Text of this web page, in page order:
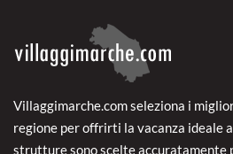
Villaggimarche.com seleziona i
regione per offrirti la vacanza ideale
strutture sono scelte accuratamente